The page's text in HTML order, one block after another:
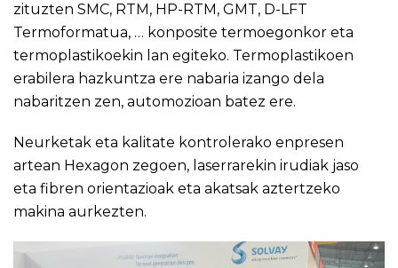
zituzten SMC, RTM, HP-RTM, GMT, D-LFT
Termoformatua, … konposite termoegonkor eta
termoplastikoekin lan egiteko. Termoplastikoen
erabilera hazkuntza ere nabaria izango dela
nabaritzen zen, automozioan batez ere.
Neurketak eta kalitate kontrolerako enpresen
artean Hexagon zegoen, laserrarekin irudiak jaso
eta fibren orientazioak eta akatsak aztertzeko
makina aurkezten.